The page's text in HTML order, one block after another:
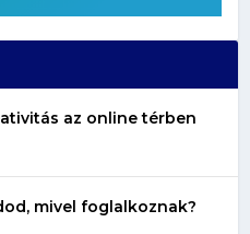
az online térben
mivel foglalkoznak?